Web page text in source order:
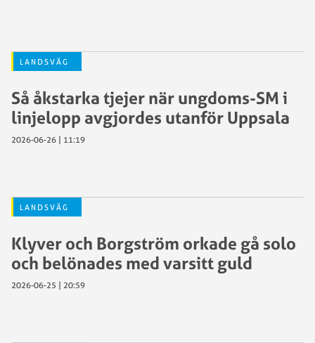
LANDSVÄG
Så åkstarka tjejer när ungdoms-SM i
linjelopp avgjordes utanför Uppsala
2026-06-26 | 11:19
LANDSVÄG
Klyver och Borgström orkade gå solo
och belönades med varsitt guld
2026-06-25 | 20:59